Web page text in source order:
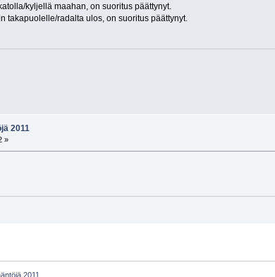
kyljellä maahan, on suoritus päättynyt.
takapuolelle/radalta ulos, on suoritus päättynyt.
2011
»
2011